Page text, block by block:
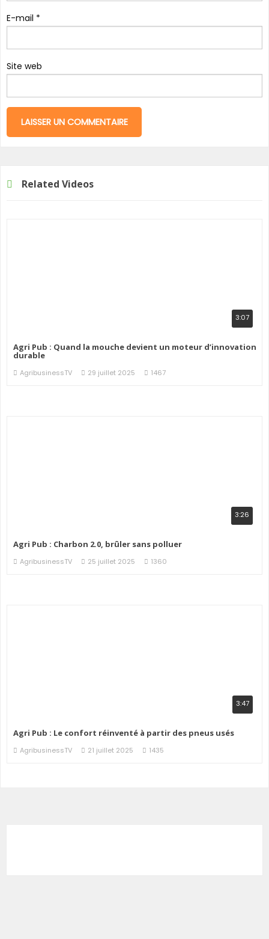
E-mail *
Site web
Related Videos
3:07
Agri Pub : Quand la mouche devient un moteur d’innovation
durable
AgribusinessTV 29 juillet 2025 1467
3:26
Agri Pub : Charbon 2.0, brûler sans polluer
AgribusinessTV 25 juillet 2025 1360
3:47
Agri Pub : Le confort réinventé à partir des pneus usés
AgribusinessTV 21 juillet 2025 1435